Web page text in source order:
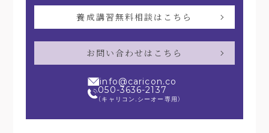
養成講習無料相談はこちら
お問い合わせはこちら
info@caricon.co
050-3636-2137
（キャリコン.シーオー専用）